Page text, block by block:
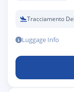
Tracciamento
Luggage Info